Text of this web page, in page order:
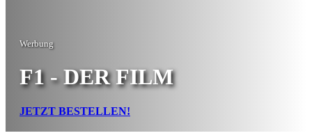
Werbung
F1 - DER FILM
JETZT BESTELLEN!